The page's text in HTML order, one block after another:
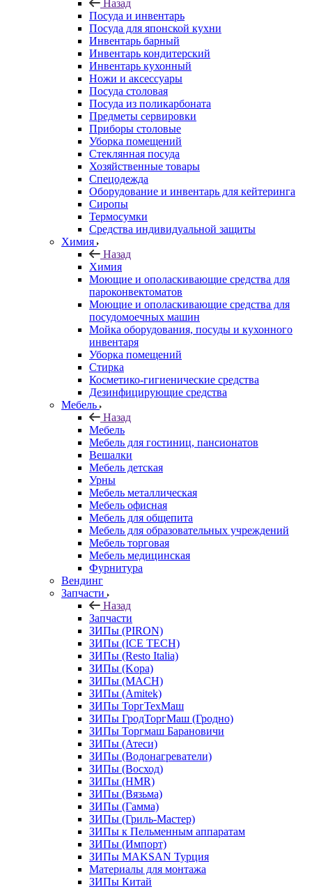
Назад
Посуда и инвентарь
Посуда для японской кухни
Инвентарь барный
Инвентарь кондитерский
Инвентарь кухонный
Ножи и аксессуары
Посуда столовая
Посуда из поликарбоната
Предметы сервировки
Приборы столовые
Уборка помещений
Стеклянная посуда
Хозяйственные товары
Спецодежда
Оборудование и инвентарь для кейтеринга
Сиропы
Термосумки
Средства индивидуальной защиты
Химия
Назад
Химия
Моющие и ополаскивающие средства для
пароконвектоматов
Моющие и ополаскивающие средства для
посудомоечных машин
Мойка оборудования, посуды и кухонного
инвентаря
Уборка помещений
Стирка
Косметико-гигиенические средства
Дезинфицирующие средства
Мебель
Назад
Мебель
Мебель для гостиниц, пансионатов
Вешалки
Мебель детская
Урны
Мебель металлическая
Мебель офисная
Мебель для общепита
Мебель для образовательных учреждений
Мебель торговая
Мебель медицинская
Фурнитура
Вендинг
Запчасти
Назад
Запчасти
ЗИПы (PIRON)
ЗИПы (ICE TECH)
ЗИПы (Resto Italia)
ЗИПы (Kopa)
ЗИПы (MACH)
ЗИПы (Amitek)
ЗИПы ТоргТехМаш
ЗИПы ГродТоргМаш (Гродно)
ЗИПы Торгмаш Барановичи
ЗИПы (Атеси)
ЗИПы (Водонагреватели)
ЗИПы (Восход)
ЗИПы (HMR)
ЗИПы (Вязьма)
ЗИПы (Гамма)
ЗИПы (Гриль-Мастер)
ЗИПы к Пельменным аппаратам
ЗИПы (Импорт)
ЗИПы MAKSAN Турция
Материалы для монтажа
ЗИПы Китай